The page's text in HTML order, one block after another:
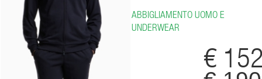
ABBIGLIAMENTO UOMO E
UNDERWEAR
€